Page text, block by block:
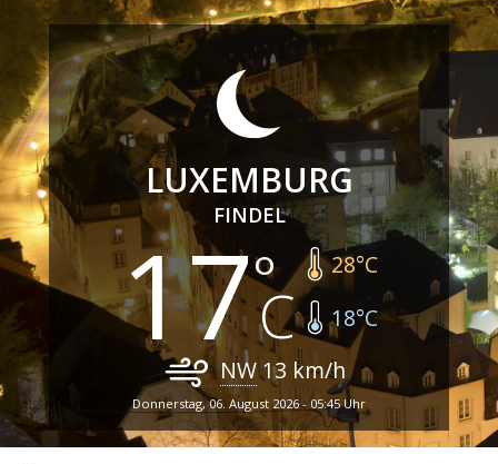
LUXEMBURG
FINDEL
17 28°C
18°C
NW13 km/h
Donnerstag, 06. August 2026 - 05:45 Uhr